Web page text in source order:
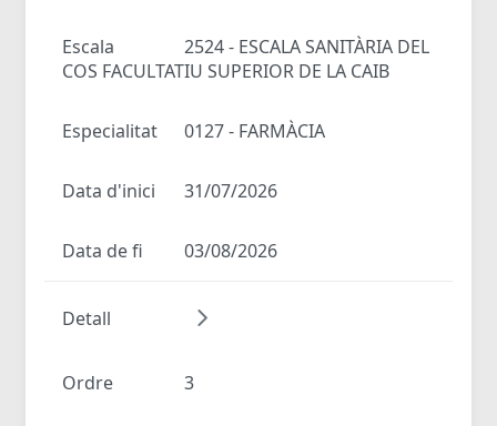
Escala
2524 - ESCALA SANITÀRIA DEL
COS FACULTATIU SUPERIOR DE LA CAIB
Especialitat 0127 - FARMÀCIA
Data d'inici 31/07/2026
Data de fi 03/08/2026
Detall
Ordre 3